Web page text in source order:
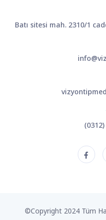
Batı sitesi mah. 2310/1
©Copyright 2024 Tüm